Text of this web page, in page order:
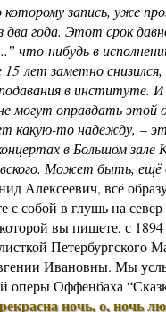
которому запись, уже
два года. Этот срок
что-нибудь в
15 лет заметно
в институте.
могут оправдать этой
какую-то надежду, –
в Большом зале
Может быть, ещё
Алексеевич, всё
с собой в глушь на
вы пишете, с
Петербургского
Ивановны. Мы
оперы Оффенбаха
ночь, о, ночь